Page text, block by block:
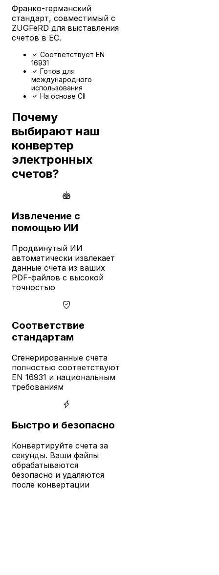
Франко-германский
стандарт, совместимый с
ZUGFeRD для выставления
счетов в ЕС.
Соответствует EN
16931
Готов для
международного
использования
На основе CII
Почему
выбирают наш
конвертер
электронных
счетов?
Извлечение с
помощью ИИ
Продвинутый ИИ
автоматически извлекает
данные счета из ваших
PDF-файлов с высокой
точностью
Соответствие
стандартам
Сгенерированные счета
полностью соответствуют
EN 16931 и национальным
требованиям
Быстро и безопасно
Конвертируйте счета за
секунды. Ваши файлы
обрабатываются
безопасно и удаляются
после конвертации